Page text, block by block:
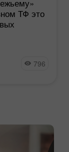
ТФ это
796